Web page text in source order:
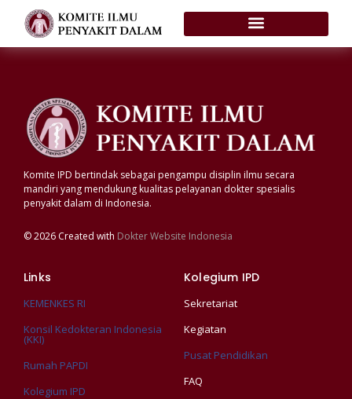
Komite IPD bertindak sebagai pengampu disiplin ilmu secara
mandiri yang mendukung kualitas pelayanan dokter spesialis
penyakit dalam di Indonesia.
© 2026 Created with Dokter Website Indonesia
Links
KEMENKES RI
Konsil Kedokteran Indonesia
(KKI)
Rumah PAPDI
Kolegium IPD
Kolegium IPD
Sekretariat
Kegiatan
Pusat Pendidikan
FAQ